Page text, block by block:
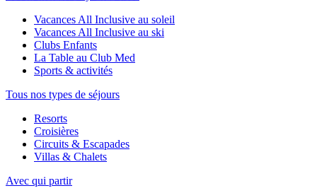
Vacances All Inclusive au soleil
Vacances All Inclusive au ski
Clubs Enfants
La Table au Club Med
Sports & activités
Tous nos types de séjours
Resorts
Croisières
Circuits & Escapades
Villas & Chalets
Avec qui partir